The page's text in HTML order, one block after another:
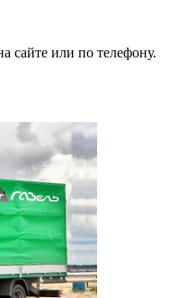
сайте или по телефону.